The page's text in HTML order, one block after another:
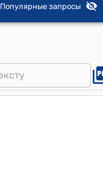
Популярные запросы